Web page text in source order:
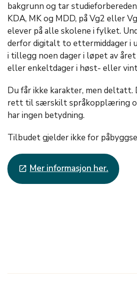
bakgrunn og tar
KDA, MK og MDD, på Vg2 eller
elever på alle skolene i fylket.
derfor digitalt to ettermiddager i
i tillegg noen dager i løpet av
eller enkeltdager i høst- eller
Du får ikke karakter, men deltatt.
rett til særskilt språkopplæring
har ingen betydning.
Tilbudet gjelder ikke for
launch Mer informasjon her.